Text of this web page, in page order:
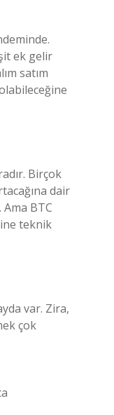
ek gelir
satım
Birçok
dair
Ama BTC
teknik
var. Zira,
çok